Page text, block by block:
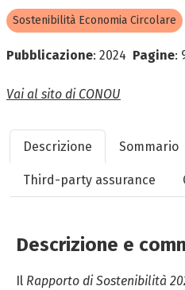
Sostenibilità Economia Circolare
Pubblicazione: 2024 Pagine:
Vai al sito di CONOU
Descrizione Sommario
Third-party assurance
Descrizione e
Il Rapporto di Sostenibilità